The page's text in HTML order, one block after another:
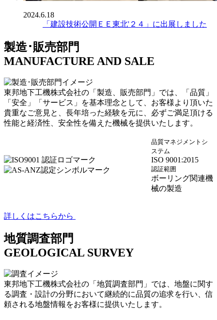
2024.6.18
「建設技術公開ＥＥ東北'２４」に出展しました
製造･販売部門
MANUFACTURE AND SALE
東邦地下工機株式会社の「製造、販売部門」では、「品質」
「安全」「サービス」を基本理念として、お客様より頂いた
貴重なご意見と、長年培った経験を元に、必ずご満足頂ける
性能と経済性、安全性を備えた機械を提供いたします。
品質マネジメントシ
ステム
ISO 9001:2015
認証範囲
ボーリング関連機
械の製造
詳しくはこちらから
地質調査部門
GEOLOGICAL SURVEY
東邦地下工機株式会社の「地質調査部門」では、地盤に関す
る調査・設計の分野において継続的に品質の追求を行い、信
頼される地盤情報をお客様に提供いたします。